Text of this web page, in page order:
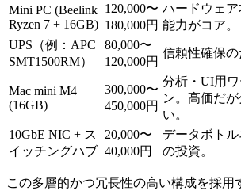
Mini PC (Beelink
Ryzen 7 + 16GB)
120,000〜
180,000円
ハードウェ
能力がコア。
UPS（例：APC
SMT1500RM）
80,000〜
120,000円
信頼性確保の
Mac mini M4
(16GB)
300,000〜
450,000円
分析・UI用
ン。高価だ
い。
10GbE NIC + ス
イッチングハブ
20,000〜
40,000円
データボト
の投資。
この多層的かつ冗長性の高い構成を採用